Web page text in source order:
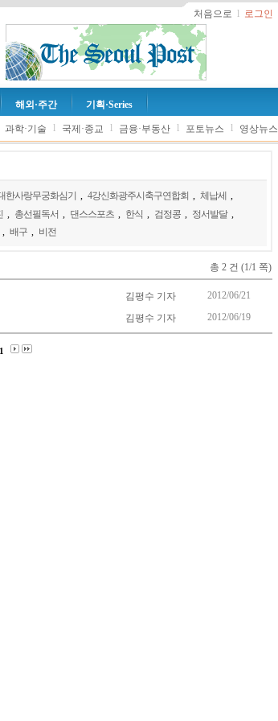
처음으로 l 로그인
해외·주간 기획·Series
과학·기술 l 국제·종교 l 금융·부동산 l 포토뉴스 l 영상뉴스
한사랑무궁화심기 4강신화광주시축구연합회 체납세
총선필독서 댄스스포츠 한식 검정콩 정서발달
배구 비전
총 2 건 (1/1 쪽)
김평수 기자
2012/06/21
김평수 기자 2012/06/19
1